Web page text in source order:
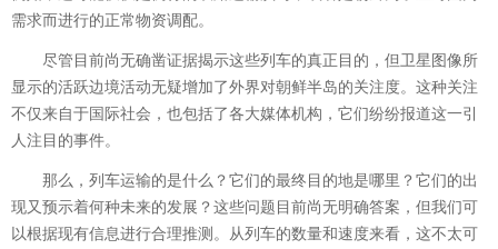
需求而进行的正常物资调配。
尽管目前尚无确凿证据揭示这些列车的真正目的，但卫星图像所
显示的活跃边境活动无疑增加了外界对朝鲜半岛的关注度。这种关注
不仅来自于国际社会，也包括了各大媒体机构，它们纷纷报道这一引
人注目的事件。
那么，列车运输的是什么？它们的最终目的地是哪里？它们的出
现又预示着何种未来的发展？这些问题目前尚无明确答案，但我们可
以根据现有信息进行合理推测。从列车的数量和速度来看，这不太可